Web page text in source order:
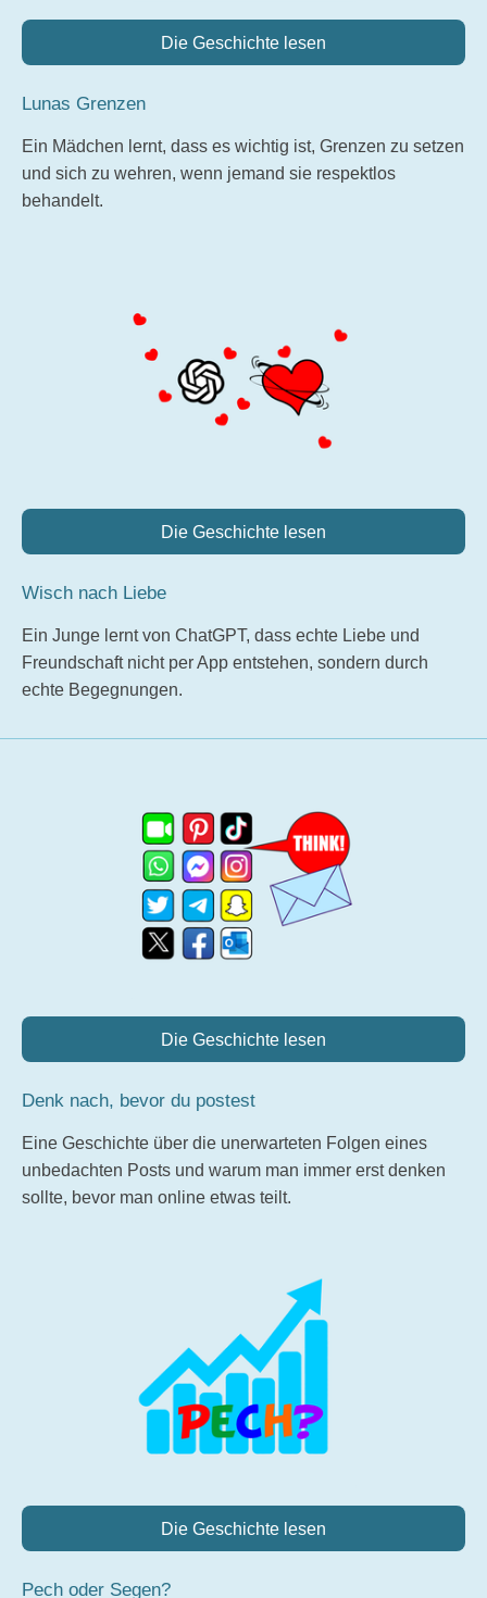
Die Geschichte lesen
Lunas Grenzen
Ein Mädchen lernt, dass es wichtig ist, Grenzen zu setzen
und sich zu wehren, wenn jemand sie respektlos
behandelt.
Die Geschichte lesen
Wisch nach Liebe
Ein Junge lernt von ChatGPT, dass echte Liebe und
Freundschaft nicht per App entstehen, sondern durch
echte Begegnungen.
Die Geschichte lesen
Denk nach, bevor du postest
Eine Geschichte über die unerwarteten Folgen eines
unbedachten Posts und warum man immer erst denken
sollte, bevor man online etwas teilt.
Die Geschichte lesen
Pech oder Segen?